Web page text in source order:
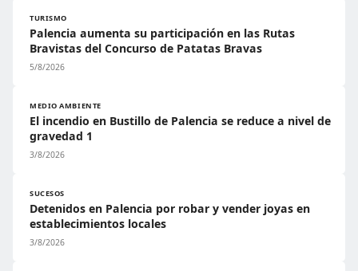
TURISMO
Palencia aumenta su participación en las Rutas
Bravistas del Concurso de Patatas Bravas
5/8/2026
MEDIO AMBIENTE
El incendio en Bustillo de Palencia se reduce a nivel de
gravedad 1
3/8/2026
SUCESOS
Detenidos en Palencia por robar y vender joyas en
establecimientos locales
3/8/2026